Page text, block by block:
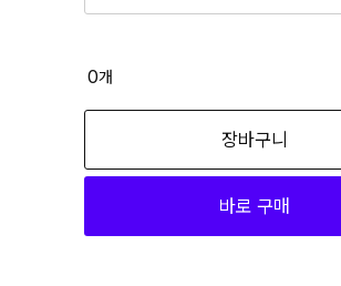
19,890
19,890
0개
장바구니
바로 구매